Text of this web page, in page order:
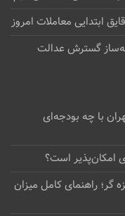
گسترش عدالت
با چه بودجه‌ای
امکان‌پذیر است؟
راهنمای کامل میزان